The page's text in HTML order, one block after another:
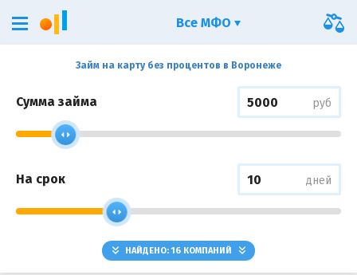
Займ на карту без процентов в Воронеже
Сумма займа руб
На срок дней
НАЙДЕНО:16 КОМПАНИЙ
Все МФО